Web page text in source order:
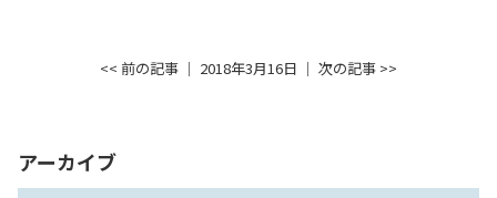
教育・学生支援
アーカイブ
<< 前の記事 │ 2018年3月16日 │ 次の記事 >>